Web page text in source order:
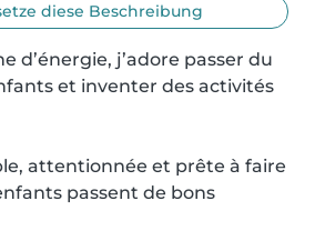
diese Beschreibung
d’énergie, j’adore passer du
et inventer des activités
attentionnée et prête à faire
passent de bons